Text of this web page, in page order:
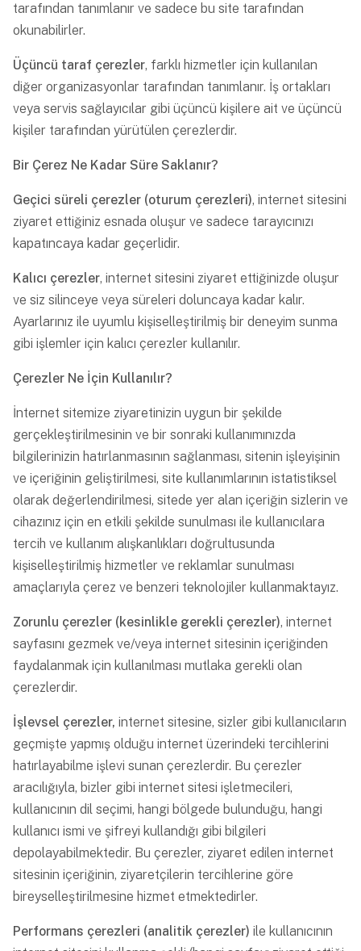
tarafından tanımlanır ve sadece bu site tarafından
okunabilirler.
Üçüncü taraf çerezler, farklı hizmetler için kullanılan
diğer organizasyonlar tarafından tanımlanır. İş ortakları
veya servis sağlayıcılar gibi üçüncü kişilere ait ve üçüncü
kişiler tarafından yürütülen çerezlerdir.
Bir Çerez Ne Kadar Süre Saklanır?
Geçici süreli çerezler (oturum çerezleri), internet sitesini
ziyaret ettiğiniz esnada oluşur ve sadece tarayıcınızı
kapatıncaya kadar geçerlidir.
Kalıcı çerezler, internet sitesini ziyaret ettiğinizde oluşur
ve siz silinceye veya süreleri doluncaya kadar kalır.
Ayarlarınız ile uyumlu kişiselleştirilmiş bir deneyim sunma
gibi işlemler için kalıcı çerezler kullanılır.
Çerezler Ne İçin Kullanılır?
İnternet sitemize ziyaretinizin uygun bir şekilde
gerçekleştirilmesinin ve bir sonraki kullanımınızda
bilgilerinizin hatırlanmasının sağlanması, sitenin işleyişinin
ve içeriğinin geliştirilmesi, site kullanımlarının istatistiksel
olarak değerlendirilmesi, sitede yer alan içeriğin sizlerin ve
cihazınız için en etkili şekilde sunulması ile kullanıcılara
tercih ve kullanım alışkanlıkları doğrultusunda
kişiselleştirilmiş hizmetler ve reklamlar sunulması
amaçlarıyla çerez ve benzeri teknolojiler kullanmaktayız.
Zorunlu çerezler (kesinlikle gerekli çerezler), internet
sayfasını gezmek ve/veya internet sitesinin içeriğinden
faydalanmak için kullanılması mutlaka gerekli olan
çerezlerdir.
İşlevsel çerezler, internet sitesine, sizler gibi kullanıcıların
geçmişte yapmış olduğu internet üzerindeki tercihlerini
hatırlayabilme işlevi sunan çerezlerdir. Bu çerezler
aracılığıyla, bizler gibi internet sitesi işletmecileri,
kullanıcının dil seçimi, hangi bölgede bulunduğu, hangi
kullanıcı ismi ve şifreyi kullandığı gibi bilgileri
depolayabilmektedir. Bu çerezler, ziyaret edilen internet
sitesinin içeriğinin, ziyaretçilerin tercihlerine göre
bireyselleştirilmesine hizmet etmektedirler.
Performans çerezleri (analitik çerezler) ile kullanıcının